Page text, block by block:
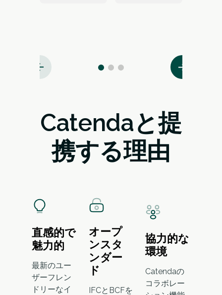
Catendaと提
携する理由
直感的で
魅力的
最新のユー
ザーフレン
ドリーなイ
オープ
ンスタ
ンダー
ド
IFCとBCFを
協力的な
環境
Catendaの
コラボレー